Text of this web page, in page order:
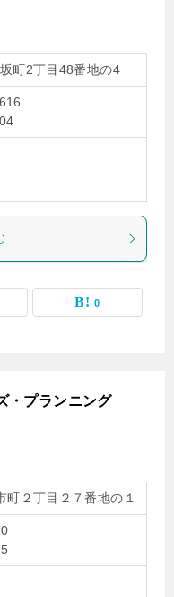
町2丁目48番地の4
0
・プランニング
町２丁目２７番地の１